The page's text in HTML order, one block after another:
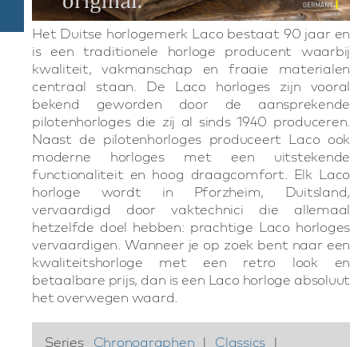
Het Duitse horlogemerk Laco bestaat 90 jaar en
is een traditionele horloge producent waarbij
kwaliteit, vakmanschap en fraaie materialen
centraal staan. De Laco horloges zijn vooral
bekend geworden door de aansprekende
pilotenhorloges die zij al sinds 1940 produceren.
Naast de pilotenhorloges produceert Laco ook
moderne horloges met een uitstekende
functionaliteit en hoog draagcomfort. Elk Laco
horloge wordt in Pforzheim, Duitsland,
vervaardigd door vaktechnici die allemaal
hetzelfde doel hebben: prachtige Laco horloges
vervaardigen. Wanneer je op zoek bent naar een
kwaliteitshorloge met een retro look en
betaalbare prijs, dan is een Laco horloge absoluut
het overwegen waard.
Series Chronographen | Classics |